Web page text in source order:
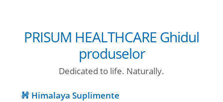
PRISUM HEALTHCARE Ghidul
produselor
Dedicated to life. Naturally.
Himalaya Suplimente